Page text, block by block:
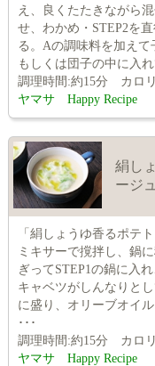
え、良くたたきながら
せ、わかめ・STEP2を
る。Aの調味料を加えて
もしくは団子の中に入
調理時間:約15分 カロ
ヤマサ Happy Recipe
絹し
ージュ
「絹しょうゆ香るポテ
ミキサーで撹拌し、鍋
ぎってSTEP1の鍋に入
キャベツがしんなりと
に盛り、オリーブオイル
･･･
調理時間:約15分 カロ
ヤマサ Happy Recipe